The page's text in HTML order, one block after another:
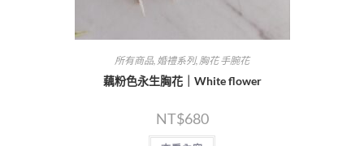
所有商品, 婚禮系列,胸花 手腕花
藕粉色永生胸花｜White flower
NT$680